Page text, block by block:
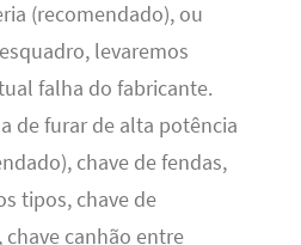
(recomendado), ou
levaremos
falha do fabricante.
de furar de alta potência
chave de fendas,
tipos, chave de
canhão entre